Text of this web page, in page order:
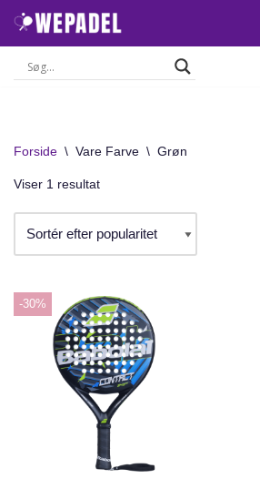
Spring
Forside \ Vare Farve \ Grøn
Viser 1 resultat
-30%